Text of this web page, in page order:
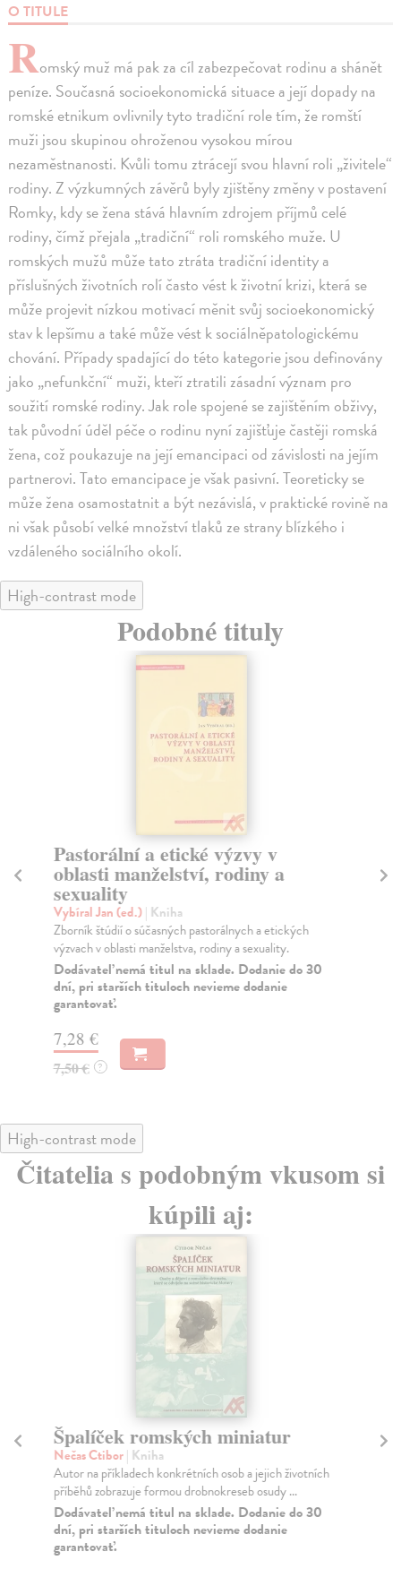
O TITULE
Romský muž má pak za cíl zabezpečovat rodinu a shánět
peníze. Současná socioekonomická situace a její dopady na
romské etnikum ovlivnily tyto tradiční role tím, že romští
muži jsou skupinou ohroženou vysokou mírou
nezaměstnanosti. Kvůli tomu ztrácejí svou hlavní roli „živitele“
rodiny. Z výzkumných závěrů byly zjištěny změny v postavení
Romky, kdy se žena stává hlavním zdrojem příjmů celé
rodiny, čímž přejala „tradiční“ roli romského muže. U
romských mužů může tato ztráta tradiční identity a
příslušných životních rolí často vést k životní krizi, která se
může projevit nízkou motivací měnit svůj socioekonomický
stav k lepšímu a také může vést k sociálněpatologickému
chování. Případy spadající do této kategorie jsou definovány
jako „nefunkční“ muži, kteří ztratili zásadní význam pro
soužití romské rodiny. Jak role spojené se zajištěním obživy,
tak původní úděl péče o rodinu nyní zajišťuje častěji romská
žena, což poukazuje na její emancipaci od závislosti na jejím
partnerovi. Tato emancipace je však pasivní. Teoreticky se
může žena osamostatnit a být nezávislá, v praktické rovině na
ni však působí velké množství tlaků ze strany blízkého i
vzdáleného sociálního okolí.
High-contrast mode
Podobné tituly
Pastorální a etické výzvy v
oblasti manželství, rodiny a
sexuality
Vybíral Jan (ed.)| Kniha
Zborník štúdií o súčasných pastorálnych a etických
výzvach v oblasti manželstva, rodiny a sexuality.
Dodávateľ nemá titul na sklade. Dodanie do 30
dní, pri starších tituloch nevieme dodanie
garantovať.
7,28 €
7,50 € ?
High-contrast mode
Čitatelia s podobným vkusom si
kúpili aj:
Špalíček romských miniatur
Nečas Ctibor| Kniha
Autor na příkladech konkrétních osob a jejich životních
příběhů zobrazuje formou drobnokreseb osudy ...
Dodávateľ nemá titul na sklade. Dodanie do 30
dní, pri starších tituloch nevieme dodanie
garantovať.